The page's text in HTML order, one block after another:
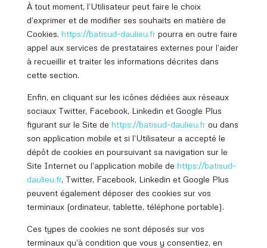
À tout moment, l’Utilisateur peut faire le choix
d’exprimer et de modifier ses souhaits en matière de
Cookies. https://batisud-daulieu.frpourra en outre faire
appel aux services de prestataires externes pour l’aider
à recueillir et traiter les informations décrites dans
cette section.
Enfin, en cliquant sur les icônes dédiées aux réseaux
sociaux Twitter, Facebook, Linkedin et Google Plus
figurant sur le Site de https://batisud-daulieu.frou dans
son application mobile et si l’Utilisateur a accepté le
dépôt de cookies en poursuivant sa navigation sur le
Site Internet ou l’application mobile de https://batisud-
daulieu.fr, Twitter, Facebook, Linkedin et Google Plus
peuvent également déposer des cookies sur vos
terminaux (ordinateur, tablette, téléphone portable).
Ces types de cookies ne sont déposés sur vos
terminaux qu’à condition que vous y consentiez, en